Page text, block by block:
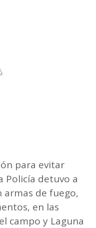
para evitar
Policía detuvo a
de fuego,
en las
campo y Laguna